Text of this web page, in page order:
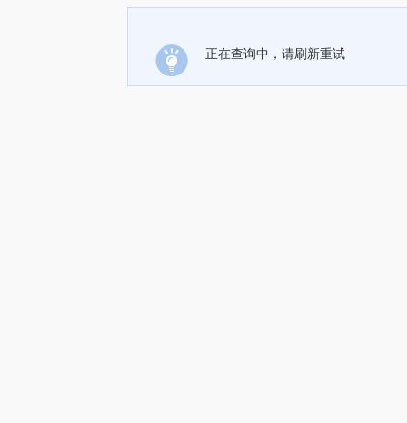
正在查询中，请刷新重试